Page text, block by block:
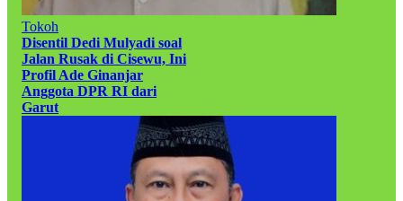
Tokoh
Disentil Dedi Mulyadi soal
Jalan Rusak di Cisewu, Ini
Profil Ade Ginanjar
Anggota DPR RI dari
Garut